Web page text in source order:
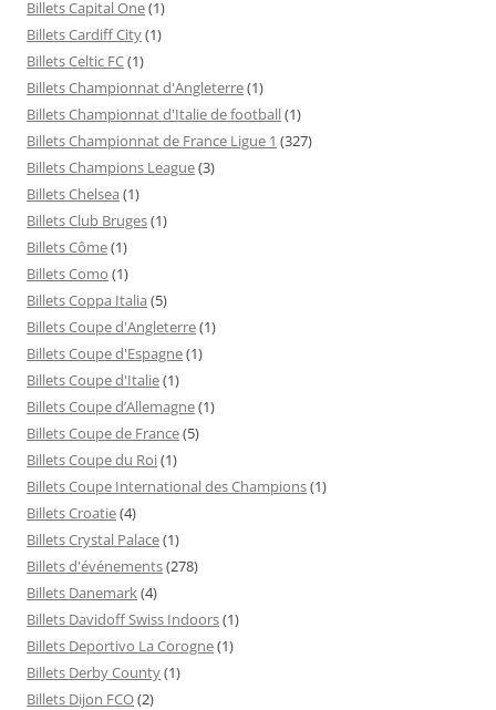
Billets Capital One(1)
Billets Cardiff City(1)
Billets Celtic FC(1)
Billets Championnat d'Angleterre(1)
Billets Championnat d'Italie de football(1)
Billets Championnat de France Ligue 1 (327)
Billets Champions League(3)
Billets Chelsea (1)
Billets Club Bruges(1)
Billets Côme(1)
Billets Como (1)
Billets Coppa Italia (5)
Billets Coupe d'Angleterre(1)
Billets Coupe d'Espagne(1)
Billets Coupe d'Italie(1)
Billets Coupe d’Allemagne(1)
Billets Coupe de France(5)
Billets Coupe du Roi(1)
Billets Coupe International des Champions(1)
Billets Croatie(4)
Billets Crystal Palace(1)
Billets d'événements(278)
Billets Danemark(4)
Billets Davidoff Swiss Indoors(1)
Billets Deportivo La Corogne(1)
Billets Derby County(1)
Billets Dijon FCO(2)